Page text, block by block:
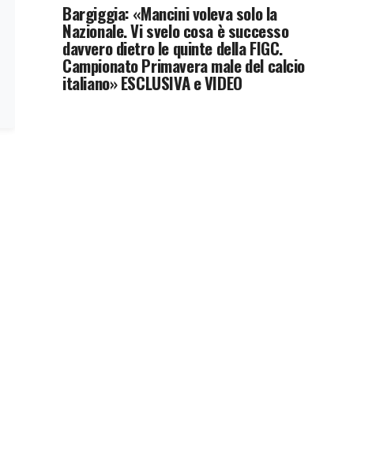
Bargiggia: «Mancini voleva solo la
Nazionale. Vi svelo cosa è successo
davvero dietro le quinte della FIGC.
Campionato Primavera male del calcio
italiano» ESCLUSIVA e VIDEO